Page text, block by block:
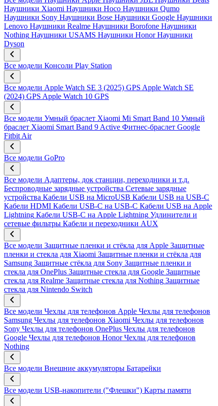
Наушники Xiaomi Наушники Hoco Наушники Qumo
Наушники Sony Наушники Bose Наушники Google Наушники
Lenovo Наушники Realme Наушники Borofone Наушники
Nothing Наушники USAMS Наушники Honor Наушники
Dyson
Все модели Консоли Play Station
Все модели Apple Watch SE 3 (2025) GPS Apple Watch SE
(2024) GPS Apple Watch 10 GPS
Все модели Умный браслет Xiaomi Mi Smart Band 10 Умный
браслет Xiaomi Smart Band 9 Active Фитнес-браслет Google
Fitbit Air
Все модели GoPro
Все модели Адаптеры, док станции, переходники и т.д.
Беспроводные зарядные устройства Сетевые зарядные
устройства Кабели USB на MicroUSB Кабели USB на USB-C
Кабели HDMI Кабели USB-C на USB-C Кабели USB на Apple
Lightning Кабели USB-C на Apple Lightning Удлинители и
сетевые фильтры Кабели и переходники AUX
Все модели Защитные пленки и стёкла для Apple Защитные
пленки и стекла для Xiaomi Защитные пленки и стёкла для
Samsung Защитные стёкла для Sony Защитные пленки и
стекла для OnePlus Защитные стекла для Google Защитные
стекла для Realme Защитные стекла для Nothing Защитные
стекла для Nintendo Switch
Все модели Чехлы для телефонов Apple Чехлы для телефонов
Samsung Чехлы для телефонов Xiaomi Чехлы для телефонов
Sony Чехлы для телефонов OnePlus Чехлы для телефонов
Google Чехлы для телефонов Honor Чехлы для телефонов
Nothing
Все модели Внешние аккумуляторы Батарейки
Все модели USB-накопители ("Флешки") Карты памяти